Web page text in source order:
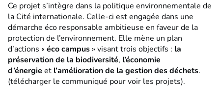
Ce projet s’intègre dans la politique environnementale de
la Cité internationale. Celle-ci est engagée dans une
démarche éco responsable ambitieuse en faveur de la
protection de l’environnement. Elle mène un plan
d’actions « éco campus » visant trois objectifs : la
préservation de la biodiversité, l’économie
d’énergie et l’amélioration de la gestion des déchets.
(télécharger le communiqué pour voir les projets).